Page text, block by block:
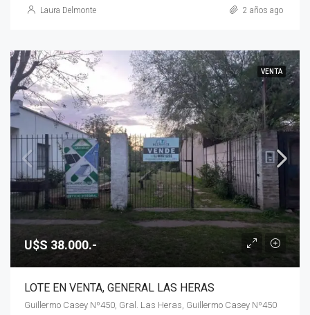
Laura Delmonte 2 años ago
VENTA
U$S 38.000.-
LOTE EN VENTA, GENERAL LAS HERAS
Guillermo Casey Nº450, Gral. Las Heras, Guillermo Casey Nº450